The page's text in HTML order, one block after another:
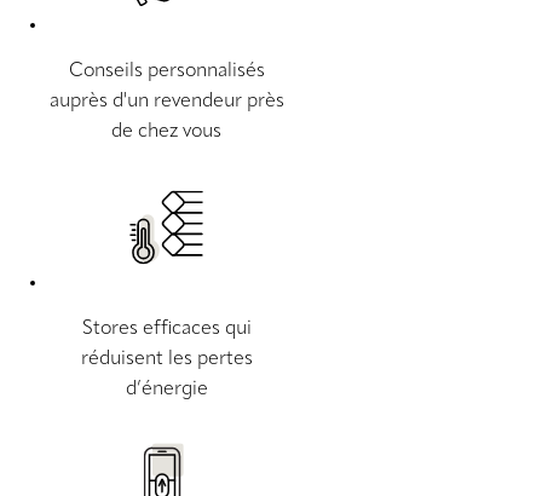
Conseils personnalisés
auprès d'un revendeur près
de chez vous
Stores efficaces qui
réduisent les pertes
d’énergie